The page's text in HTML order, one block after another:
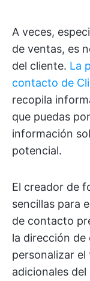
A veces,
de ventas, es
del cliente. La
contacto de
recopila
que puedas
información
potencial.
El creador de
sencillas para
de contacto
la dirección
personalizar
adicionales